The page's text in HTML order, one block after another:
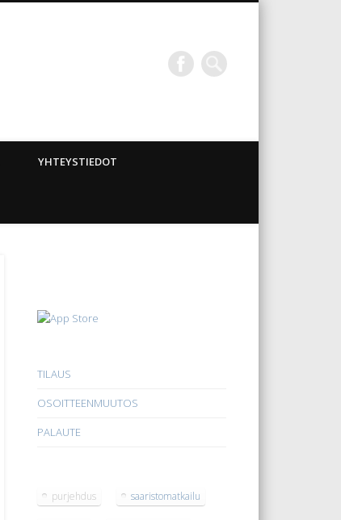
YHTEYSTIEDOT
TILAUS
OSOITTEENMUUTOS
PALAUTE
purjehdus saaristomatkailu